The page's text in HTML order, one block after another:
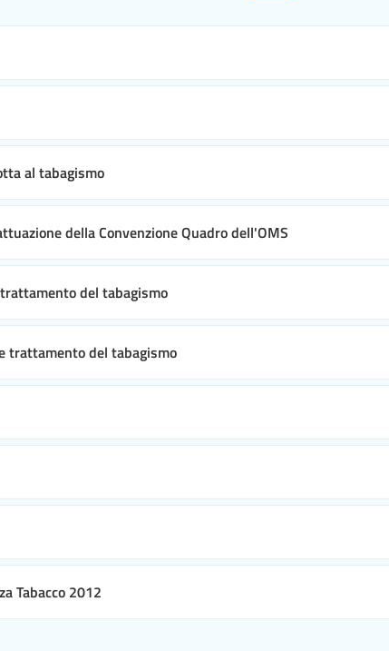
al tabagismo
della Convenzione Quadro dell'OMS
del tabagismo
trattamento del tabagismo
Tabacco 2012